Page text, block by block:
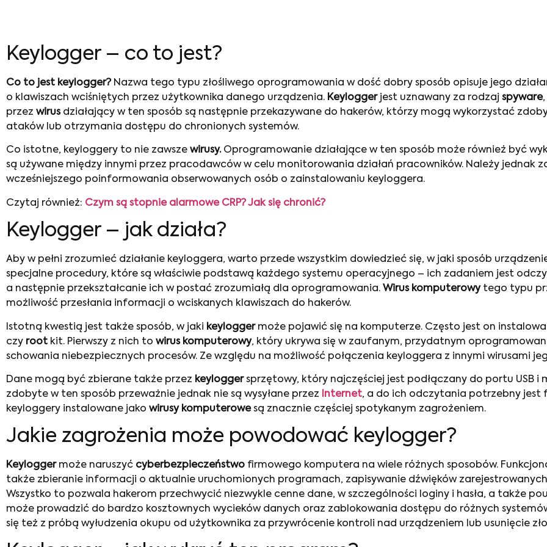
Keylogger – co to jest?
Co to jest keylogger?Nazwa tego typu złośliwego oprogramowania w dość dobry sposób opisuje jego
o klawiszach wciśniętych przez użytkownika danego urządzenia. Keyloggerjest uznawany za rodzaj spyware
przez wirusdziałający w ten sposób są następnie przekazywane do hakerów, którzy mogą wykorzystać
ataków lub otrzymania dostępu do chronionych systemów.
Co istotne, keyloggery to nie zawsze wirusy.Oprogramowanie działające w ten sposób może również być
są używane między innymi przez pracodawców w celu monitorowania działań pracowników. Należy jednak
wcześniejszego poinformowania obserwowanych osób o zainstalowaniu keyloggera.
Czytaj również: Czym są stopnie alarmowe CRP? Jak się chronić?
Keylogger – jak działa?
Aby w pełni zrozumieć działanie keyloggera, warto przede wszystkim dowiedzieć się, w jaki sposób
specjalne procedury, które są właściwie podstawą każdego systemu operacyjnego – ich zadaniem jest
a następnie przekształcanie ich w postać zrozumiałą dla oprogramowania. Wirus komputerowytego typu
możliwość przesłania informacji o wciskanych klawiszach do hakerów.
Istotną kwestią jest także sposób, w jaki keyloggermoże pojawić się na komputerze. Często jest on
czy root kit. Pierwszy z nich to wirus komputerowy, który ukrywa się w zaufanym, przydatnym
schowania niebezpiecznych procesów. Ze względu na możliwość połączenia keyloggera z innymi wirusami
Dane mogą być zbierane także przez keyloggersprzętowy, który najczęściej jest podłączany do portu USB
zdobyte w ten sposób przeważnie jednak nie są wysyłane przez Internet, a do ich odczytania potrzebny jest
keyloggery instalowane jako wirusy komputerowesą znacznie częściej spotykanym zagrożeniem.
Jakie zagrożenia może powodować keylogger?
Keyloggermoże naruszyć cyberbezpieczeństwo firmowego komputera na wiele różnych sposobów.
także zbieranie informacji o aktualnie uruchomionych programach, zapisywanie dźwięków
Wszystko to pozwala hakerom przechwycić niezwykle cenne dane, w szczególności loginy i hasła, a także
może prowadzić do bardzo kosztownych wycieków danych oraz zablokowania dostępu do różnych
się też z próbą wyłudzenia okupu od użytkownika za przywrócenie kontroli nad urządzeniem lub usunięcie